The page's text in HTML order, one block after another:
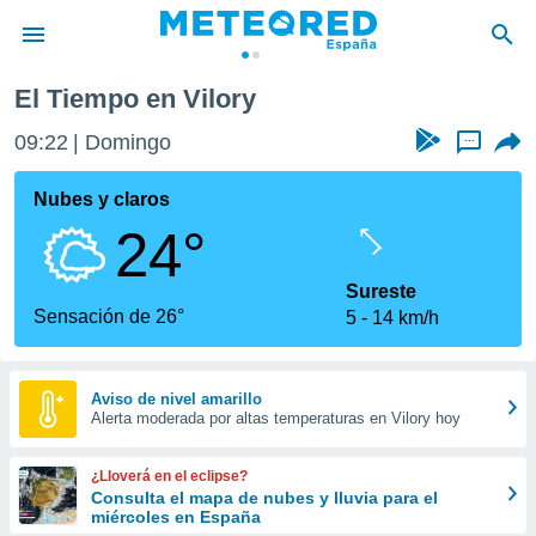
de
por
que se
calidad.
a este
las
y
forma
digital
basada
El Tiempo en Vilory
09:22 Domingo ...
Nubes y claros
24°
Sensación de 26°
Sureste
5
14 km/h
Aviso de nivel amarillo
Alerta moderada por altas temperaturas en Vilory hoy
¿Lloverá en el eclipse?
Consulta el mapa de nubes y lluvia para el
miércoles en España